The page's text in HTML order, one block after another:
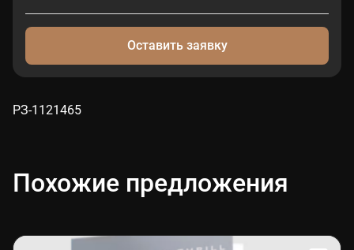
Оставить заявку
РЗ-1121465
Похожие предложения